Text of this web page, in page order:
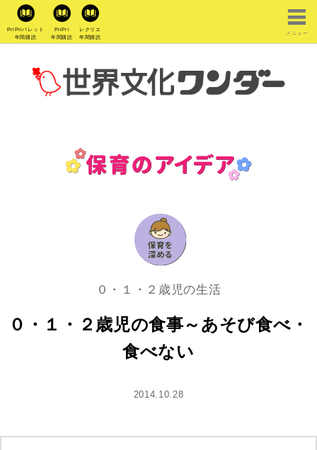
PriPriパレット
年間購読
PriPri
年間購読
レクリエ
年間購読
メニュー
０・１・２歳児の生活
０・１・２歳児の食事～あそび食べ・
食べない
2014.10.28